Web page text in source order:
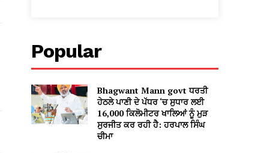
Popular
Bhagwant Mann govt ਧਰਤੀ
ਹੇਠਲੇ ਪਾਣੀ ਦੇ ਪੱਧਰ ‘ਚ ਸੁਧਾਰ ਲਈ
16,000 ਕਿਲੋਮੀਟਰ ਖਾਲਿਆਂ ਨੂੰ ਮੁੜ
ਸੁਰਜੀਤ ਕਰ ਰਹੀ ਹੈ: ਹਰਪਾਲ ਸਿੰਘ
ਚੀਮਾ